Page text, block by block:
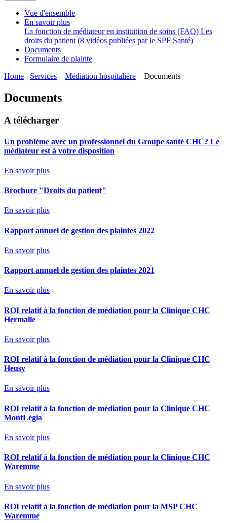
Vue d'ensemble
En savoir plus
La fonction de médiateur en institution de soins (FAQ) Les
droits du patient (8 vidéos publiées par le SPF Santé)
Documents
Formulaire de plainte
Home
Services Médiation hospitalière Documents
Documents
A télécharger
Un problème avec un professionnel du Groupe santé CHC? Le
médiateur est à votre disposition
En savoir plus
Brochure "Droits du patient"
En savoir plus
Rapport annuel de gestion des plaintes 2022
En savoir plus
Rapport annuel de gestion des plaintes 2021
En savoir plus
ROI relatif à la fonction de médiation pour la Clinique CHC
Hermalle
En savoir plus
ROI relatif à la fonction de médiation pour la Clinique CHC
Heusy
En savoir plus
ROI relatif à la fonction de médiation pour la Clinique CHC
MontLégia
En savoir plus
ROI relatif à la fonction de médiation pour la Clinique CHC
Waremme
En savoir plus
ROI relatif à la fonction de médiation pour la MSP CHC
Waremme